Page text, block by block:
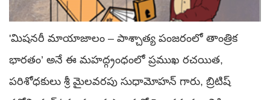
'మిషనరీ మాయాజాలం – పాశ్చాత్య పంజరంలో తాంత్రిక
భారతం’ అనే ఈ మహద్గ్రంధంలో ప్రముఖ రచయిత,
పరిశోధకులు శ్రీ మైలవరపు సుధామోహన్ గారు, బ్రిటిష్